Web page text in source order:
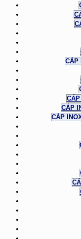
CÁP
CÁP
CÁP